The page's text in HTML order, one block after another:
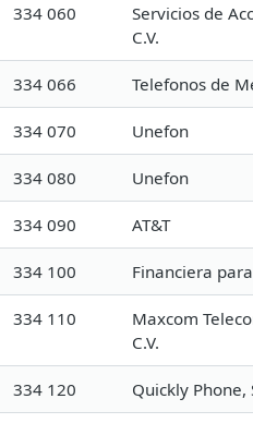
334 060
Servicios de
C.V.
334 066 Telefonos de
334 070 Unefon
334 080 Unefon
334 090 AT&T
334 100 Financiera
334 110
Maxcom
C.V.
334 120 Quickly Phone,